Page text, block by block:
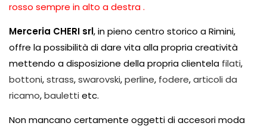
rosso sempre in alto a destra .
Merceria CHERI srl, in pieno centro storico a Rimini,
offre la possibilità di dare vita alla propria creatività
mettendo a disposizione della propria clientela filati,
bottoni,strass,swarovski,perline, fodere,articoli da
ricamo,bauletti etc.
Non mancano certamente oggetti di accesori moda